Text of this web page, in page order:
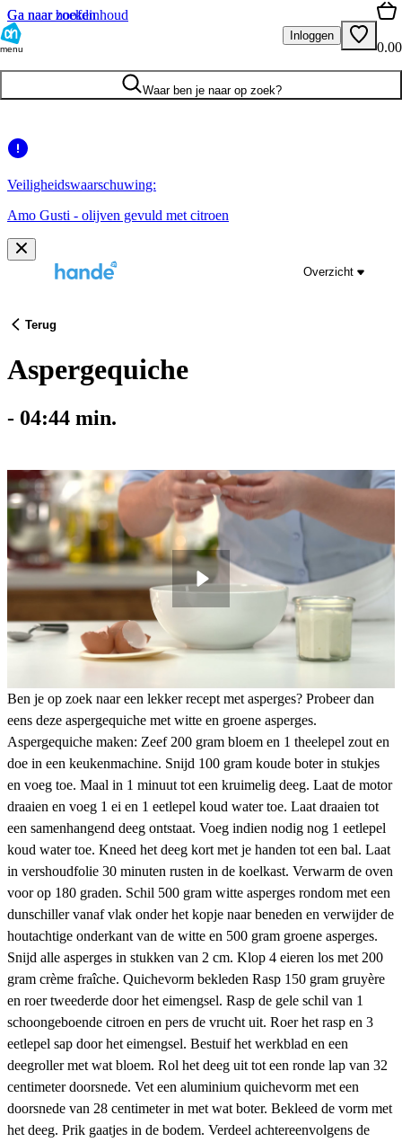
Ga naar hoofdinhoud
Ga naar zoeken
menu
Inloggen
0.00
Waar ben je naar op zoek?
Veiligheidswaarschuwing:
Amo Gusti - olijven gevuld met citroen
Overzicht
Terug
Aspergequiche
- 04:44 min.
Ben je op zoek naar een lekker recept met asperges? Probeer dan
eens deze aspergequiche met witte en groene asperges.
Aspergequiche maken: Zeef 200 gram bloem en 1 theelepel zout en
doe in een keukenmachine. Snijd 100 gram koude boter in stukjes
en voeg toe. Maal in 1 minuut tot een kruimelig deeg. Laat de motor
draaien en voeg 1 ei en 1 eetlepel koud water toe. Laat draaien tot
een samenhangend deeg ontstaat. Voeg indien nodig nog 1 eetlepel
koud water toe. Kneed het deeg kort met je handen tot een bal. Laat
in vershoudfolie 30 minuten rusten in de koelkast. Verwarm de oven
voor op 180 graden. Schil 500 gram witte asperges rondom met een
dunschiller vanaf vlak onder het kopje naar beneden en verwijder de
houtachtige onderkant van de witte en 500 gram groene asperges.
Snijd alle asperges in stukken van 2 cm. Klop 4 eieren los met 200
gram crème fraîche. Quichevorm bekleden Rasp 150 gram gruyère
en roer tweederde door het eimengsel. Rasp de gele schil van 1
schoongeboende citroen en pers de vrucht uit. Roer het rasp en 3
eetlepel sap door het eimengsel. Bestuif het werkblad en een
deegroller met wat bloem. Rol het deeg uit tot een ronde lap van 32
centimeter doorsnede. Vet een aluminium quichevorm met een
doorsnede van 28 centimeter in met wat boter. Bekleed de vorm met
het deeg. Prik gaatjes in de bodem. Verdeel achtereenvolgens de